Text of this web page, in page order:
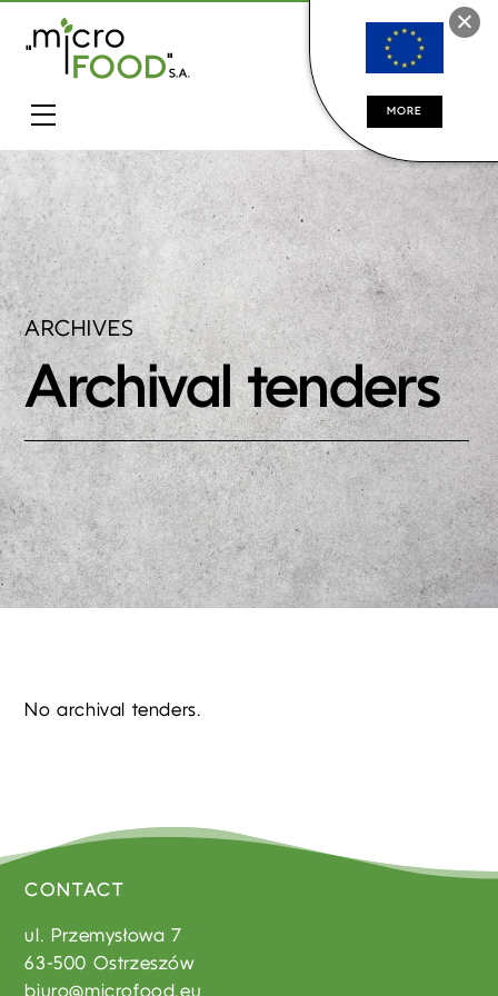
ARCHIVES
Archival tenders
No archival tenders.
CONTACT
ul. Przemysłowa 7
63-500 Ostrzeszów
biuro@microfood.eu
MORE